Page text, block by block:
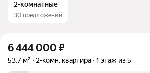
2-комнатные
30 предложений
6 444 000 ₽
53,7 м² 2-комн. квартира 1 этаж из 5